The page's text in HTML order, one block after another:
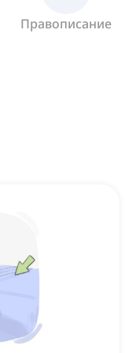
Правописание